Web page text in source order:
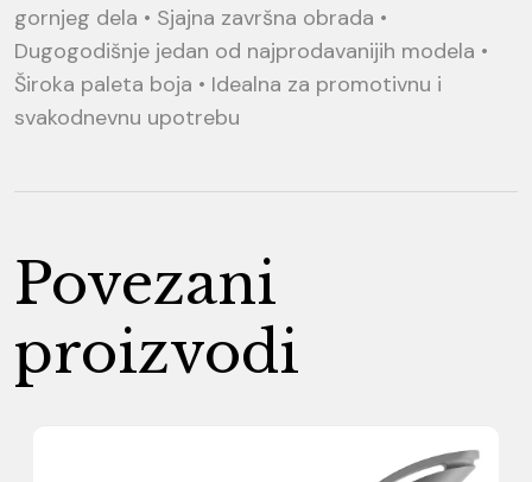
gornjeg dela • Sjajna završna obrada •
Dugogodišnje jedan od najprodavanijih modela •
Široka paleta boja • Idealna za promotivnu i
svakodnevnu upotrebu
Povezani
proizvodi